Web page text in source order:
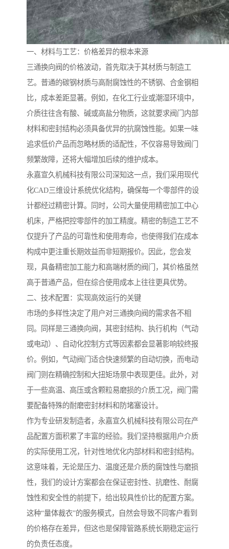
一、材料与工艺：价格差异的根本来源
三通换向阀的价格波动，首先取决于其材质与制造工
艺。普通的碳钢材质与高耐腐蚀性的不锈钢、合金钢相
比，成本差距显著。例如，在化工行业或潮湿环境中，
介质往往含有酸、碱或高盐分物质，这就要求阀门内部
材料和密封结构必须具备优异的抗腐蚀性能。如果一味
追求低价产品而忽略材质的适配性，不仅容易导致阀门
频繁故障，还将大幅增加后续的维护成本。
永嘉宣久机械科技有限公司深知这一点，我们采用现代
化CAD三维设计系统优化结构，确保每一个零部件的设
计都经过精密计算。同时，公司大量使用精密加工中心
机床，严格把控零部件的加工精度。精密的制造工艺不
仅提升了产品的可靠性和使用寿命，也使得我们在成本
构成中更注重长期效益而非短期报价。因此，您会发
现，具备精密加工能力和高端材质的阀门，其价格虽然
高于普通产品，但在综合使用成本上往往更具优势。
二、技术配置：实现高效运行的关键
市场的多样性决定了用户对三通换向阀的需求各不相
同。同样是三通换向阀，其密封结构、执行机构（气动
或电动）、自动化控制方式等因素都会显著影响较终报
价。例如，气动阀门适合快速频繁的自动切换，而电动
阀门则在精确控制和大扭矩场景中表现更佳。此外，对
于一些高温、高压或含颗粒易磨损的介质工况，阀门需
要配备特殊的耐磨密封材料和防堵塞设计。
作为专业研发制造者，永嘉宣久机械科技有限公司在产
品配置方面积累了丰富的经验。我们坚持根据用户介质
的实际使用工况，针对性地优化内部材料和密封结构。
这意味着，无论是压力、温度还是介质的腐蚀性与磨损
性，我们的设计方案都会在保证密封性、抗磨性、耐腐
蚀性和安全性的前提下，给出较具性价比的配置方案。
这种“量体裁衣”的服务模式，自然会导致不同客户看到
的价格存在差异，但这也是保障管路系统长期稳定运行
的负责任态度。